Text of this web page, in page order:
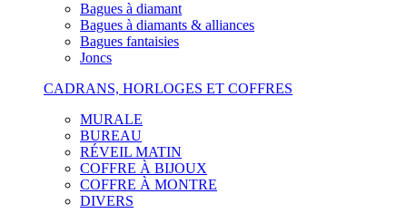
Bagues à diamant
Bagues à diamants & alliances
Bagues fantaisies
Joncs
CADRANS, HORLOGES ET COFFRES
MURALE
BUREAU
RÉVEIL MATIN
COFFRE À BIJOUX
COFFRE À MONTRE
DIVERS